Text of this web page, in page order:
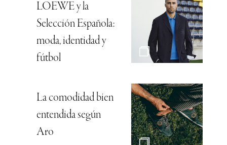
LOEWE y la
Selección Española:
moda, identidad y
fútbol
La comodidad bien
entendida según
Aro